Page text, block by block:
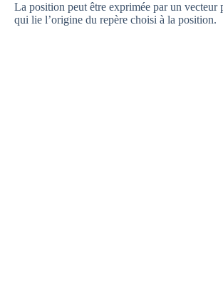
La position peut être exprimée par un vecteur
qui lie l’origine du repère choisi à la position.